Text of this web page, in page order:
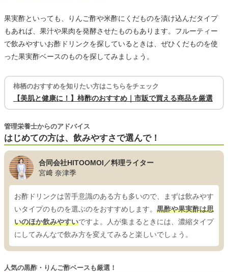
果実酢といっても、りんご酢や米酢にくだものを漬け込んだタイプ
もあれば、果汁や果肉を発酵させたものもあります。フルーティー
で飲みやすいお酢ドリンクを探しているときは、ぜひくだものを使
った果実酢ベースのものを探してみましょう。
柿栖のおすすめを知りたい方はこちらをチェック
【美肌と健康に！】柿酢のおすすめ｜市販で買える商品を厳選
はじめての方は、飲みやすさで選んで！
管理栄養士からのアドバイス
合同会社HITOOMOI／料理ライター
宮﨑 奈津季
お酢ドリンクは苦手意識のある方も多いので、まずは飲みやす
いタイプのものを選ぶのをおすすめします。 黒酢や果実酢は思
いのほか飲みやすいですよ。人が集まるときには、濃縮タイプ
にしてみんなで飲み方を変えてみると楽しいでしょう。
人気の黒酢・りんご酢ベースも厳選！